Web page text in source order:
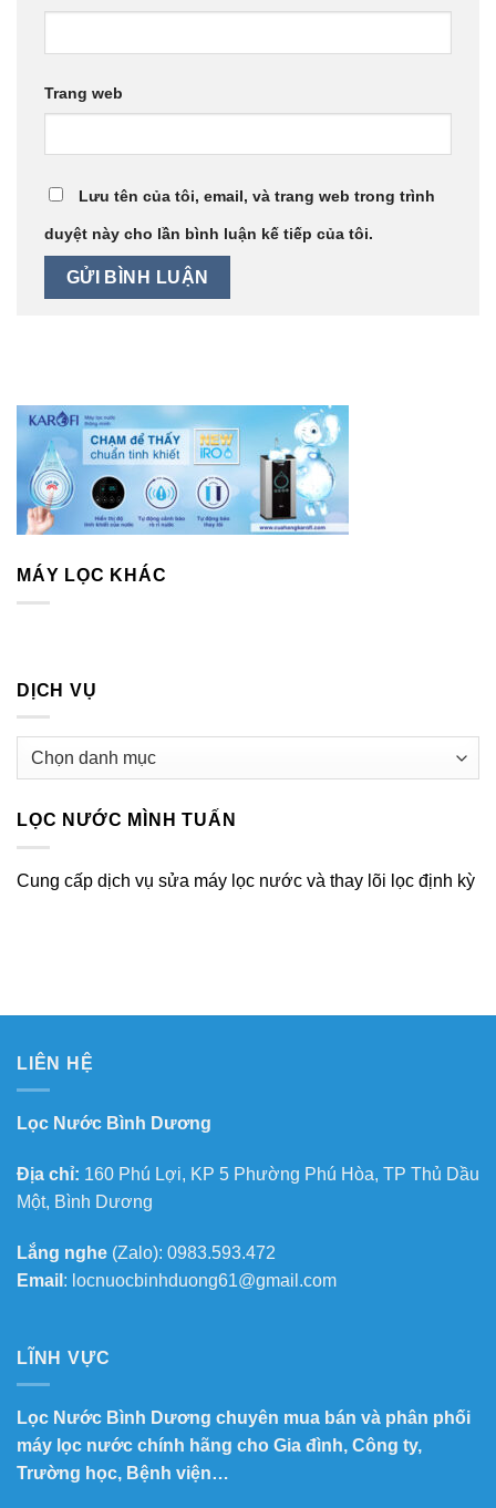
Trang web
Lưu tên của tôi, email, và trang web trong trình
duyệt này cho lần bình luận kế tiếp của tôi.
MÁY LỌC KHÁC
DỊCH VỤ
Dịch
LỌC NƯỚC MÌNH TUẤN
Cung cấp dịch vụ sửa máy lọc nước và thay lõi lọc định kỳ
LIÊN HỆ
Lọc Nước Bình Dương
Địa chỉ: 160 Phú Lợi, KP 5 Phường Phú Hòa, TP Thủ Dầu
Một, Bình Dương
Lắng nghe (Zalo): 0983.593.472
Email : locnuocbinhduong61@gmail.com
LĨNH VỰC
Lọc Nước Bình Dương chuyên mua bán và phân phối
máy lọc nước chính hãng cho Gia đình, Công ty,
Trường học, Bệnh viện…